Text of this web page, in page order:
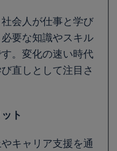
会人が仕事と学び
要な知識やスキル
。変化の速い時代
直しとして注目さ
ト
キャリア支援を通